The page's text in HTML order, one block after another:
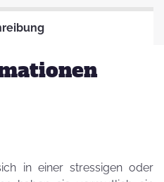
in einer stressigen oder